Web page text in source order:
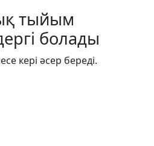
тыйым
болады
кері әсер береді.